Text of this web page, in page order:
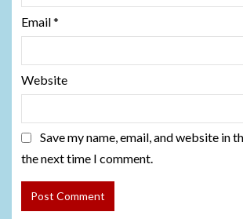
Email*
Website
Save my name, email, and website in
the next time I comment.